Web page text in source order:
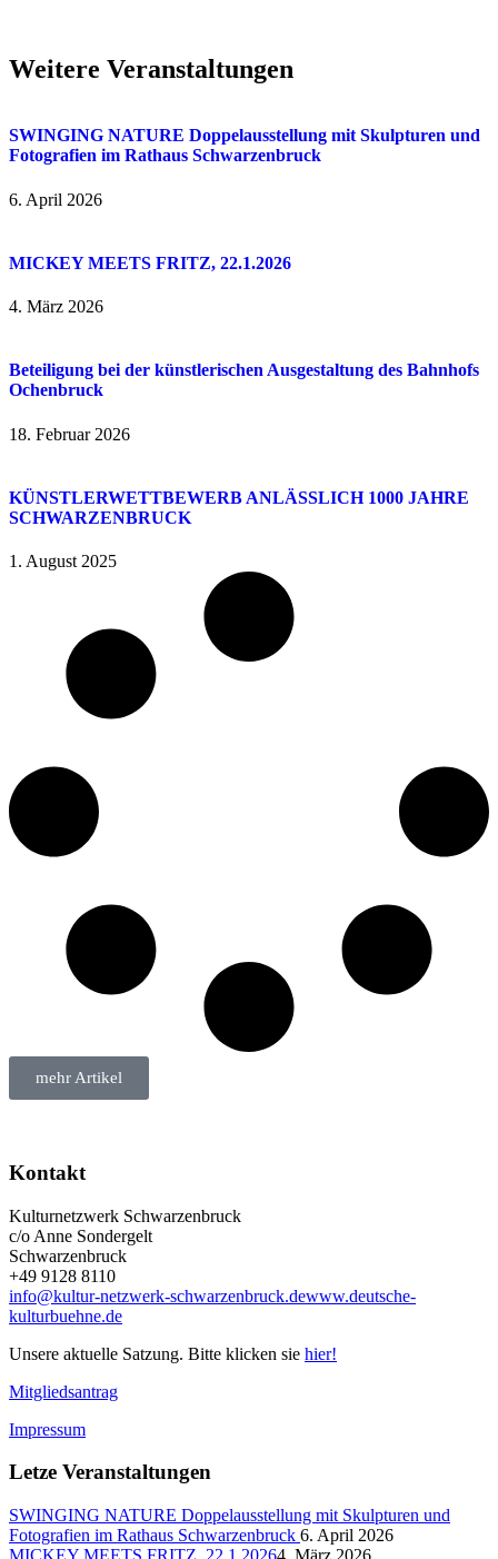
Weitere Veranstaltungen
SWINGING NATURE Doppelausstellung mit Skulpturen und
Fotografien im Rathaus Schwarzenbruck
6. April 2026
MICKEY MEETS FRITZ, 22.1.2026
4. März 2026
Beteiligung bei der künstlerischen Ausgestaltung des Bahnhofs
Ochenbruck
18. Februar 2026
KÜNSTLERWETTBEWERB ANLÄSSLICH 1000 JAHRE
SCHWARZENBRUCK
1. August 2025
mehr Artikel
Kontakt
Kulturnetzwerk Schwarzenbruck
c/o Anne Sondergelt
Schwarzenbruck
+49 9128 8110
info@kultur-netzwerk-schwarzenbruck.dewww.deutsche-
kulturbuehne.de
Unsere aktuelle Satzung. Bitte klicken sie hier!
Mitgliedsantrag
Impressum
Letze Veranstaltungen
SWINGING NATURE Doppelausstellung mit Skulpturen und
Fotografien im Rathaus Schwarzenbruck 6. April 2026
MICKEY MEETS FRITZ, 22.1.20264. März 2026